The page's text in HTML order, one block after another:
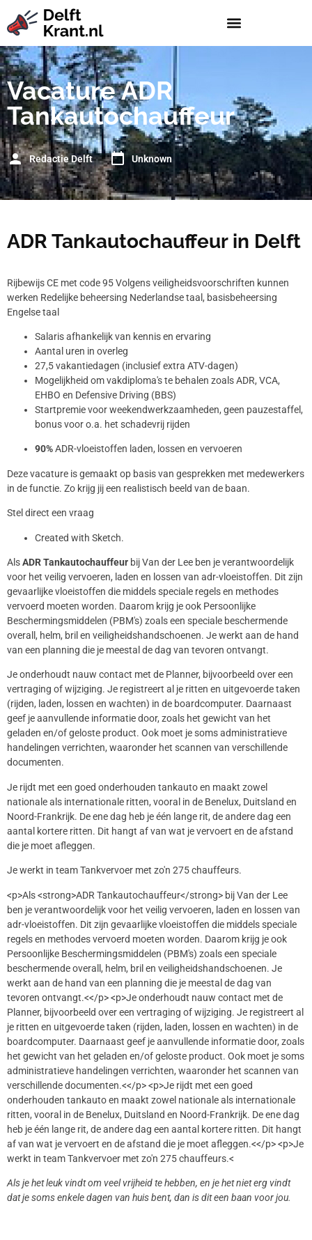
Vacature ADR
Tankautochauffeur
Redactie Delft Unknown
ADR Tankautochauffeur in Delft
Rijbewijs CE met code 95 Volgens veiligheidsvoorschriften kunnen
werken Redelijke beheersing Nederlandse taal, basisbeheersing
Engelse taal
Salaris afhankelijk van kennis en ervaring
Aantal uren in overleg
27,5 vakantiedagen (inclusief extra ATV-dagen)
Mogelijkheid om vakdiploma's te behalen zoals ADR, VCA,
EHBO en Defensive Driving (BBS)
Startpremie voor weekendwerkzaamheden, geen pauzestaffel,
bonus voor o.a. het schadevrij rijden
90%ADR-vloeistoffen laden, lossen en vervoeren
Deze vacature is gemaakt op basis van gesprekken met medewerkers
in de functie. Zo krijg jij een realistisch beeld van de baan.
Stel direct een vraag
Created with Sketch.
AlsADR Tankautochauffeur bij Van der Lee ben je verantwoordelijk
voor het veilig vervoeren, laden en lossen van adr-vloeistoffen. Dit zijn
gevaarlijke vloeistoffen die middels speciale regels en methodes
vervoerd moeten worden. Daarom krijg je ook Persoonlijke
Beschermingsmiddelen (PBM's) zoals een speciale beschermende
overall, helm, bril en veiligheidshandschoenen. Je werkt aan de hand
van een planning die je meestal de dag van tevoren ontvangt.
Je onderhoudt nauw contact met de Planner, bijvoorbeeld over een
vertraging of wijziging. Je registreert al je ritten en uitgevoerde taken
(rijden, laden, lossen en wachten) in de boardcomputer. Daarnaast
geef je aanvullende informatie door, zoals het gewicht van het
geladen en/of geloste product. Ook moet je soms administratieve
handelingen verrichten, waaronder het scannen van verschillende
documenten.
Je rijdt met een goed onderhouden tankauto en maakt zowel
nationale als internationale ritten, vooral in de Benelux, Duitsland en
Noord-Frankrijk. De ene dag heb je één lange rit, de andere dag een
aantal kortere ritten. Dit hangt af van wat je vervoert en de afstand
die je moet afleggen.
Je werkt in team Tankvervoer met zo'n 275 chauffeurs.
<p>Als <strong>ADR Tankautochauffeur</strong> bij Van der Lee
ben je verantwoordelijk voor het veilig vervoeren, laden en lossen van
adr-vloeistoffen. Dit zijn gevaarlijke vloeistoffen die middels speciale
regels en methodes vervoerd moeten worden. Daarom krijg je ook
Persoonlijke Beschermingsmiddelen (PBM's) zoals een speciale
beschermende overall, helm, bril en veiligheidshandschoenen. Je
werkt aan de hand van een planning die je meestal de dag van
tevoren ontvangt.<</p> <p>Je onderhoudt nauw contact met de
Planner, bijvoorbeeld over een vertraging of wijziging. Je registreert al
je ritten en uitgevoerde taken (rijden, laden, lossen en wachten) in de
boardcomputer. Daarnaast geef je aanvullende informatie door, zoals
het gewicht van het geladen en/of geloste product. Ook moet je soms
administratieve handelingen verrichten, waaronder het scannen van
verschillende documenten.<</p> <p>Je rijdt met een goed
onderhouden tankauto en maakt zowel nationale als internationale
ritten, vooral in de Benelux, Duitsland en Noord-Frankrijk. De ene dag
heb je één lange rit, de andere dag een aantal kortere ritten. Dit hangt
af van wat je vervoert en de afstand die je moet afleggen.<</p> <p>Je
werkt in team Tankvervoer met zo'n 275 chauffeurs.<
Als je het leuk vindt om veel vrijheid te hebben, en je het niet erg vindt
dat je soms enkele dagen van huis bent, dan is dit een baan voor jou.